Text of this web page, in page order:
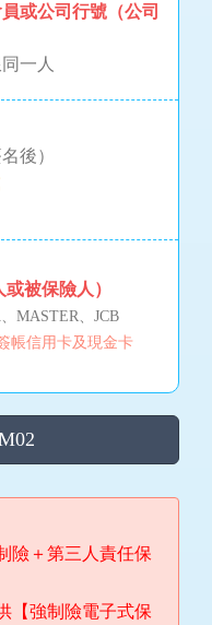
或公司行號（公司
一人
後）
或被保險人）
MASTER、JCB
帳信用卡及現金卡
險＋第三人責任保
【強制險電子式保